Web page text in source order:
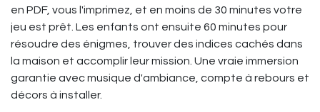
en PDF, vous l'imprimez, et en moins de 30 minutes votre
jeu est prêt. Les enfants ont ensuite 60 minutes pour
résoudre des énigmes, trouver des indices cachés dans
la maison et accomplir leur mission. Une vraie immersion
garantie avec musique d'ambiance, compte à rebours et
décors à installer.